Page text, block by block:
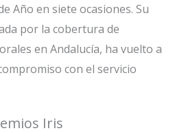
Año en siete ocasiones. Su
por la cobertura de
en Andalucía, ha vuelto a
con el servicio
Iris